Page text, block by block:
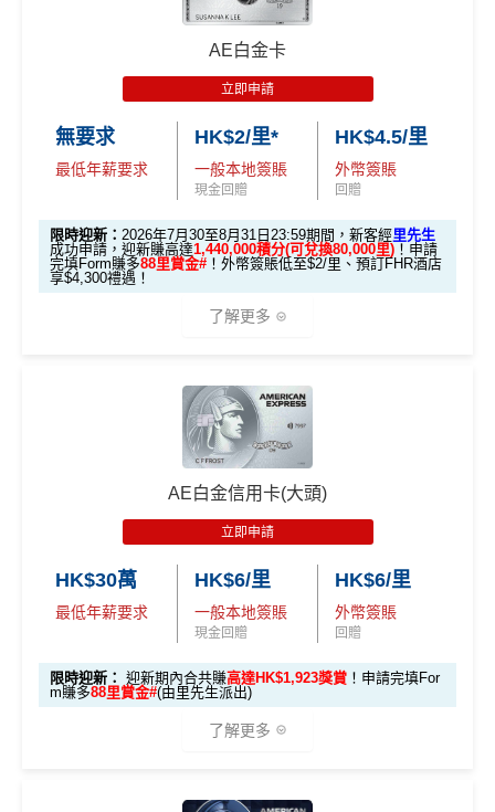
條件 (於首3個月內
🎯 第一階段：開卡必做 (登記特別優惠)
1️⃣ 啟動「本地簽賬 6
X 積分」優惠（每季
上限 HK$15,000）
📍登記優惠 1：htt
ps://shorturl.at/K
0.75X 積分」優惠
（每季上限 HK$10,0
00）
📍登記優惠 2：htt
ps://shorturl.at/Y
🎯 第二階段：本地迎新簽賬獎賞 (累積簽滿 HK$8,00
0 本地簽賬)
【🔥限時
加碼🔥】
完成任何金額之首次
AE白金卡
立即申請
無要求
最低年薪要求
HK$2/里*
一般本地簽賬
現金回贈
HK$4.5/里
外幣簽賬
回贈
限時迎新： 2026年7月30至8月31日23:59期間，新客經里先生
成功申請，迎新賺高達1,440,000積分(可兌換80,000里) ！申請
完填Form賺多88里賞金# ！外幣簽賬低至$2/里、預訂FHR酒店
享$4,300禮遇！
了解更多
迎新禮遇 AE白金卡里先生優惠
2026年7月30日至8月31日23:59期間
$9,500，無得傾必需俾，留意新客及現有
全新美國運通基本卡會員*：迎新高達
(可換80,000里) +88里賞金#(由里先生派出)
現時或於申請日期起計過去 12 個月內
或取消任何由美國運通香港批核的信用卡或簽賬卡之基本
卡會員。
A
E
AE白金信用卡(大頭)
立即申請
HK$30萬
最低年薪要求
HK$6/里
一般本地簽賬
現金回贈
HK$6/里
外幣簽賬
回贈
限時迎新： 迎新期內合共賺高達HK$1,923獎賞 ！申請完填For
m賺多88里賞金#(由里先生派出)
了解更多